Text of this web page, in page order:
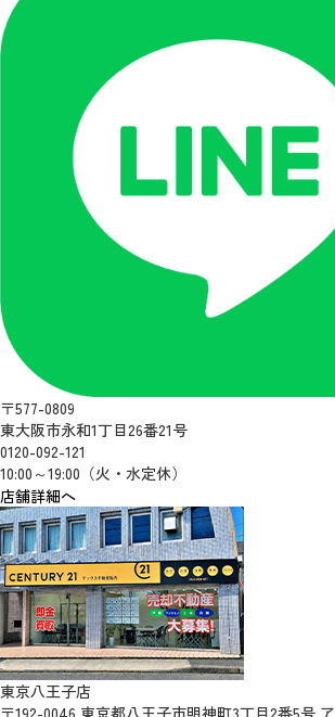
〒577-0809
東大阪市永和1丁目26番21号
0120-092-121
10:00～19:00（火・水定休）
店舗詳細へ
東京八王子店
〒192-0046 東京都八王子市明神町3丁目2番5号